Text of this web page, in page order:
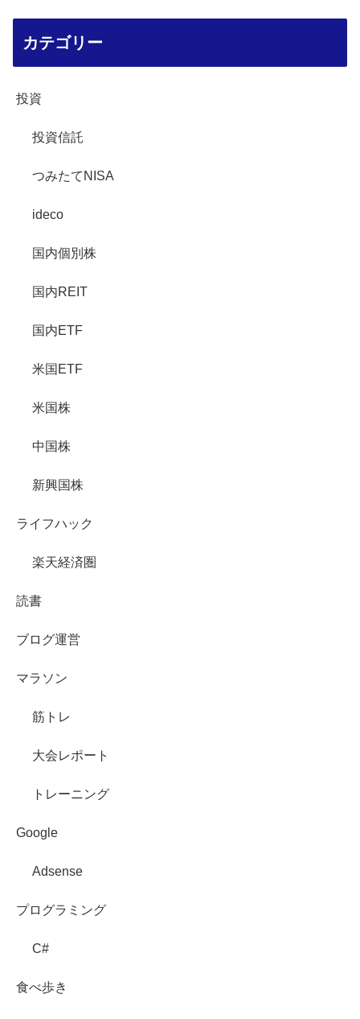
カテゴリー
投資
投資信託
つみたてNISA
ideco
国内個別株
国内REIT
国内ETF
米国ETF
米国株
中国株
新興国株
ライフハック
楽天経済圏
読書
ブログ運営
マラソン
筋トレ
大会レポート
トレーニング
Google
Adsense
プログラミング
C#
食べ歩き